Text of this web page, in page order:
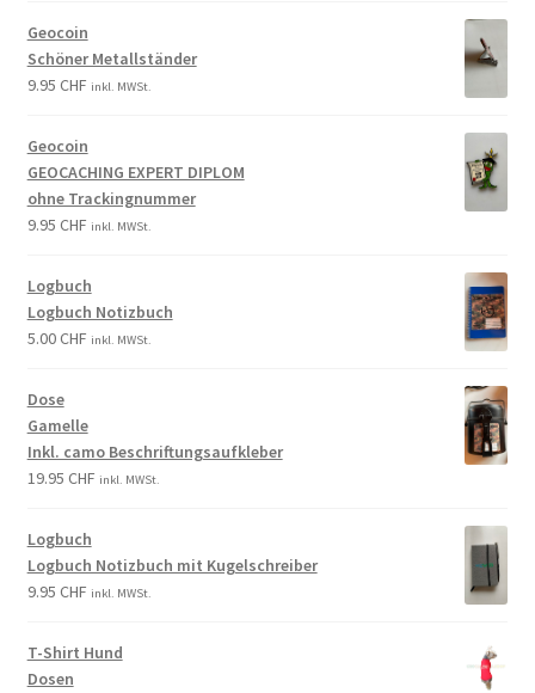
Geocoin
Schöner Metallständer
9.95 CHF inkl. MWSt.
Geocoin
GEOCACHING EXPERT DIPLOM
ohne Trackingnummer
9.95 CHF inkl. MWSt.
Logbuch
Logbuch Notizbuch
5.00CHF inkl. MWSt.
Dose
Gamelle
Inkl. camo Beschriftungsaufkleber
19.95 CHF inkl. MWSt.
Logbuch
Logbuch Notizbuch mit Kugelschreiber
9.95 CHF inkl. MWSt.
T-Shirt Hund
Dosen